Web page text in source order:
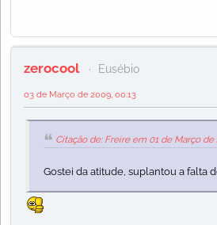
zerocool Eusébio
03 de Março de 2009, 00:13
Citação de: Freire em 01 de Março de
Gostei da atitude, suplantou a falta